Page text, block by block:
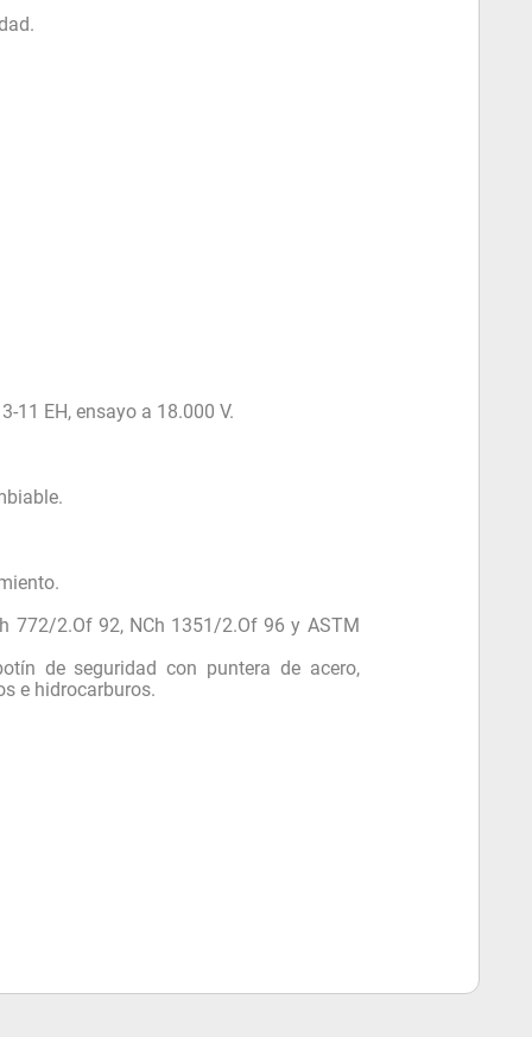
11 EH, ensayo a 18.000 V.
772/2.Of 92, NCh 1351/2.Of 96 y ASTM
de seguridad con puntera de acero,
e hidrocarburos.